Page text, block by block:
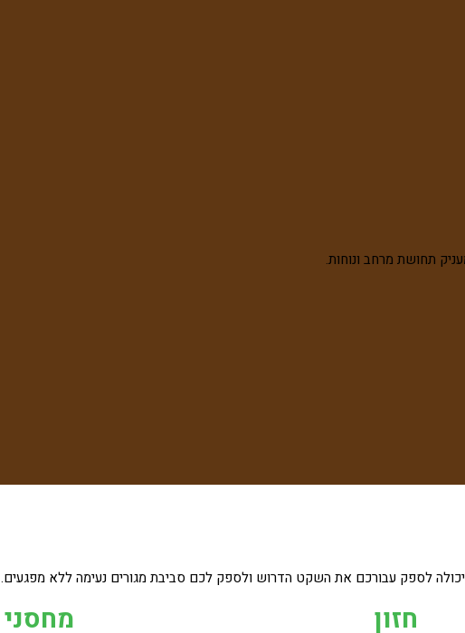
תחושת מרחב ונוחות.
יכולה לספק עבורכם את השקט הדרוש ולספק לכם סביבת מגורים נעימה ללא מפגעים.
חזון מחסני